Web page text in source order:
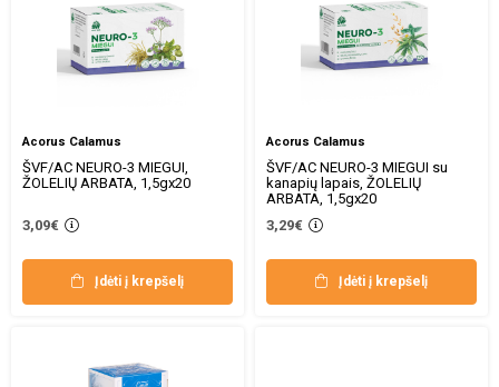
Acorus Calamus
ŠVF/AC NEURO-3 MIEGUI,
ŽOLELIŲ ARBATA, 1,5gx20
3,09€
Įdėti į krepšelį
Acorus Calamus
ŠVF/AC NEURO-3 MIEGUI su
kanapių lapais, ŽOLELIŲ
ARBATA, 1,5gx20
3,29€
Įdėti į krepšelį